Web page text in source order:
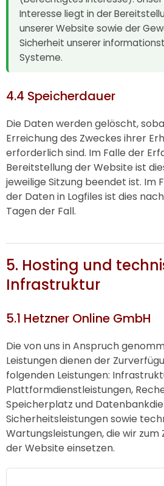
Interesse liegt in der
unserer Website sowie der
Sicherheit unserer
Systeme.
4.4 Speicherdauer
Die Daten werden gelöscht,
Erreichung des Zweckes ihrer
erforderlich sind. Im Falle der
Bereitstellung der Website ist
jeweilige Sitzung beendet ist. Im
der Daten in Logfiles ist dies
Tagen der Fall.
5. Hosting und
Infrastruktur
5.1 Hetzner Online GmbH
Die von uns in Anspruch
Leistungen dienen der
folgenden Leistungen:
Plattformdienstleistungen,
Speicherplatz und
Sicherheitsleistungen sowie
Wartungsleistungen, die wir zum
der Website einsetzen.